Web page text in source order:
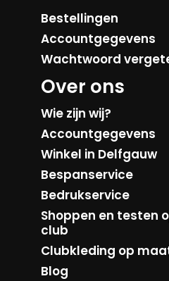
Bestellingen
Accountgegevens
Wachtwoord
Over ons
Wie zijn wij?
Accountgegevens
Winkel in Delfgauw
Bespanservice
Bedrukservice
Shoppen en testen
club
Clubkleding op
Blog